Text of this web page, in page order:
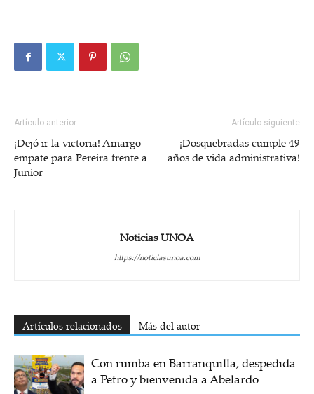
Artículo anterior
¡Dejó ir la victoria! Amargo
empate para Pereira frente a
Junior
Artículo siguiente
¡Dosquebradas cumple 49
años de vida administrativa!
Noticias UNOA
https://noticiasunoa.com
Artículos relacionados Más del autor
Con rumba en Barranquilla, despedida
a Petro y bienvenida a Abelardo